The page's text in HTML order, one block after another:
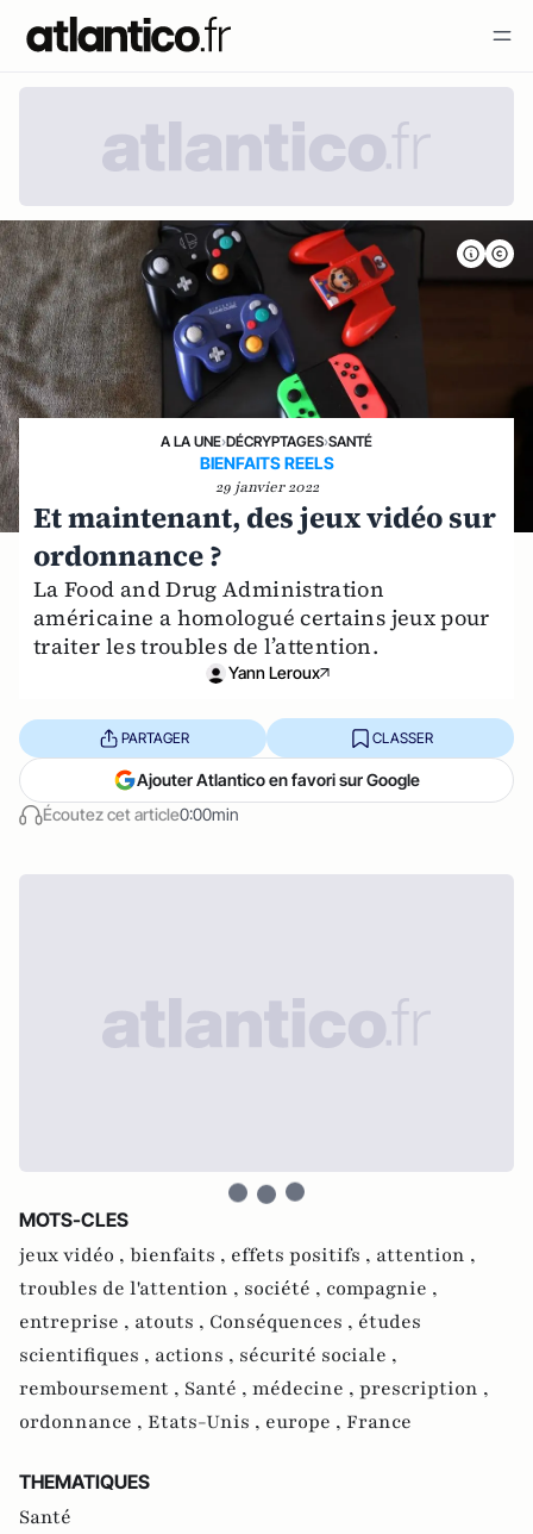
A LA UNE›DÉCRYPTAGES›SANTÉ
BIENFAITS REELS
29 janvier 2022
Et maintenant, des jeux vidéo sur
ordonnance ?
La Food and Drug Administration
américaine a homologué certains jeux pour
traiter les troubles de l’attention.
Yann Leroux
Écoutez cet article0:00min
PARTAGER CLASSER
Ajouter Atlantico en favori sur Google
MOTS-CLES
jeux vidéo , bienfaits , effets positifs , attention ,
troubles de l'attention , société , compagnie ,
entreprise , atouts , Conséquences , études
scientifiques , actions , sécurité sociale ,
remboursement , Santé , médecine , prescription ,
ordonnance , Etats-Unis , europe , France
THEMATIQUES
Santé